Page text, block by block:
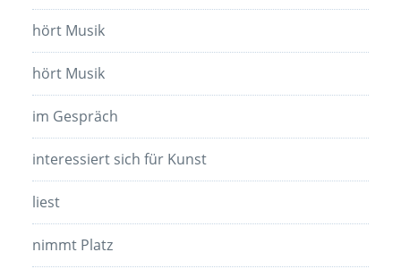
hört Musik
hört Musik
im Gespräch
interessiert sich für Kunst
liest
nimmt Platz